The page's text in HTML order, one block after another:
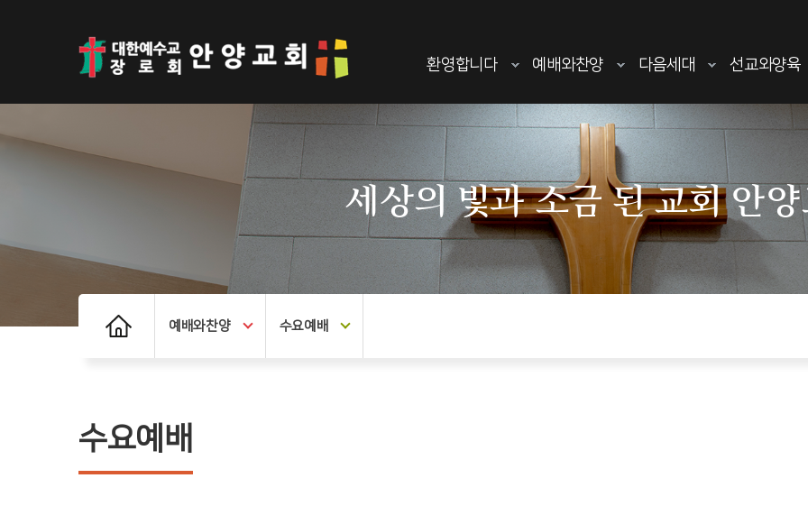
환영합니다 예배와찬양 다음세대 선교와양육
세상의 빛과 소금 된 교회 안
예배와찬양 수요예배
수요예배